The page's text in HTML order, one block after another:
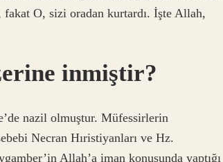
O, sizi oradan kurtardı. İşte Allah,
inmiştir?
nazil olmuştur. Müfessirlerin
Necran Hıristiyanları ve Hz.
Allah’a iman konusunda yaptığı